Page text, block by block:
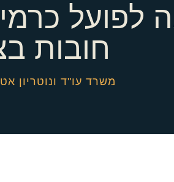
לפועל
חובות
משרד עו"ד ונוטריון